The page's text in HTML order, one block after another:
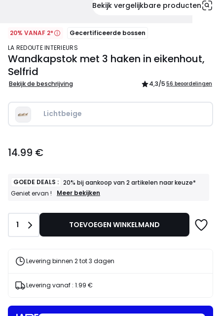
Bekijk vergelijkbare producten
20% VANAF 2*
Gecertificeerde bossen
LA REDOUTE INTERIEURS
Wandkapstok met 3 haken in eikenhout,
Selfrid
Bekijk de beschrijving 4,3/5 56 beoordelingen
Lichtbeige
€.
14.99 €
GOEDE DEALS : 20% bij aankoop van 2 artikelen naar keuze*
Geniet ervan !
GOEDE
artikelen
Geniet
Meer bekijken
Aantal
1 TOEVOEGEN WINKELMAND
Levering binnen 2 tot 3 dagen
Levering vanaf : 1.99 €